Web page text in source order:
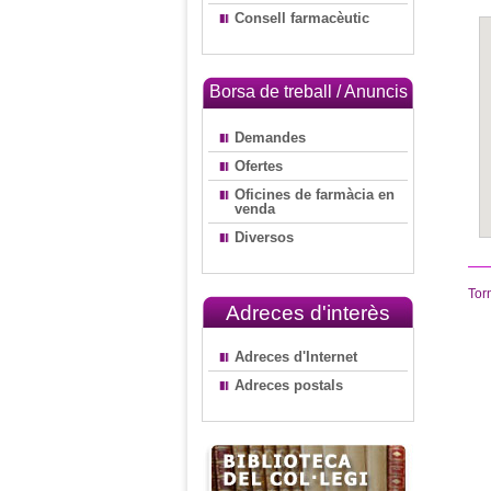
Consell farmacèutic
Borsa de treball / Anuncis
Demandes
Ofertes
Oficines de farmàcia en
venda
Diversos
Adreces d'interès
Adreces d'Internet
Adreces postals